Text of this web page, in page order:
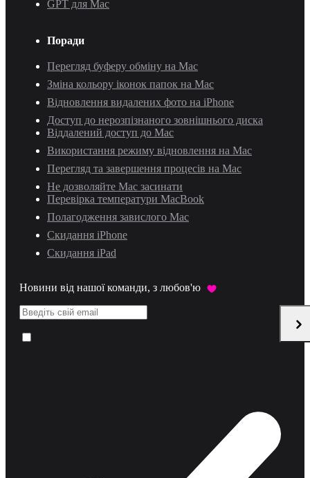
GPT для Mac
Поради
Перегляд буферу обміну на Mac
Зміна кольору іконок папок на Mac
Відновлення видалених фото на iPhone
Доступ до нерозпізнаного зовнішнього диска
Віддалений доступ до Mac
Використання режиму відновлення на Mac
Перегляд та завершення процесів на Mac
Не дозволяйте Mac засинати
Перевірка температури MacBook
Полагодження завислого Mac
Скидання iPhone
Скидання iPad
Новини від нашої команди, з любов'ю